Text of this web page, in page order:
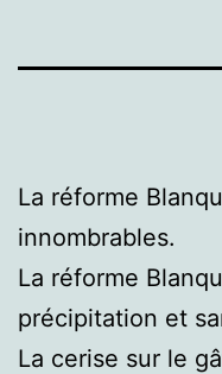
La réforme
innombrables.
La réforme
précipitation et
La cerise sur le